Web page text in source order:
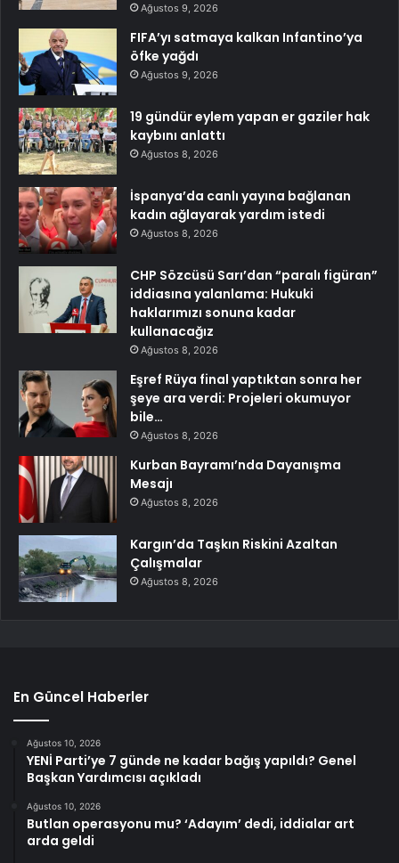
Ağustos 9, 2026
FIFA’yı satmaya kalkan Infantino’ya
öfke yağdı
Ağustos 9, 2026
19 gündür eylem yapan er gaziler hak
kaybını anlattı
Ağustos 8, 2026
İspanya’da canlı yayına bağlanan
kadın ağlayarak yardım istedi
Ağustos 8, 2026
CHP Sözcüsü Sarı’dan “paralı figüran”
iddiasına yalanlama: Hukuki
haklarımızı sonuna kadar
kullanacağız
Ağustos 8, 2026
Eşref Rüya final yaptıktan sonra her
şeye ara verdi: Projeleri okumuyor
bile…
Ağustos 8, 2026
Kurban Bayramı’nda Dayanışma
Mesajı
Ağustos 8, 2026
Kargın’da Taşkın Riskini Azaltan
Çalışmalar
Ağustos 8, 2026
En Güncel Haberler
Ağustos 10, 2026
YENİ Parti’ye 7 günde ne kadar bağış yapıldı? Genel
Başkan Yardımcısı açıkladı
Ağustos 10, 2026
Butlan operasyonu mu? ‘Adayım’ dedi, iddialar art
arda geldi